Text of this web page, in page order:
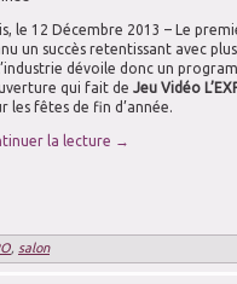
le 12 Décembre 2013 – Le
un succès retentissant avec
dévoile donc un
qui fait de Jeu Vidéo
les fêtes de fin d’année.
la lecture →
, salon